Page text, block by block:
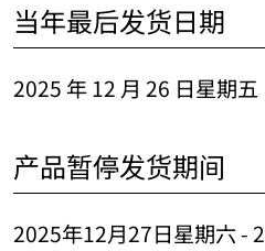
当年最后发货日期
2025 年 12 月 26 日星期五
产品暂停发货期间
2025年12月27日星期六 -